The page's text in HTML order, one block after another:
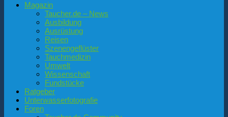
Magazin
Taucher.de – News
Ausbildung
Ausrüstung
Reisen
Szenengeflüster
Tauchmedizin
Umwelt
Wissenschaft
Fundstücke
Ratgeber
Unterwasserfotografie
Foren